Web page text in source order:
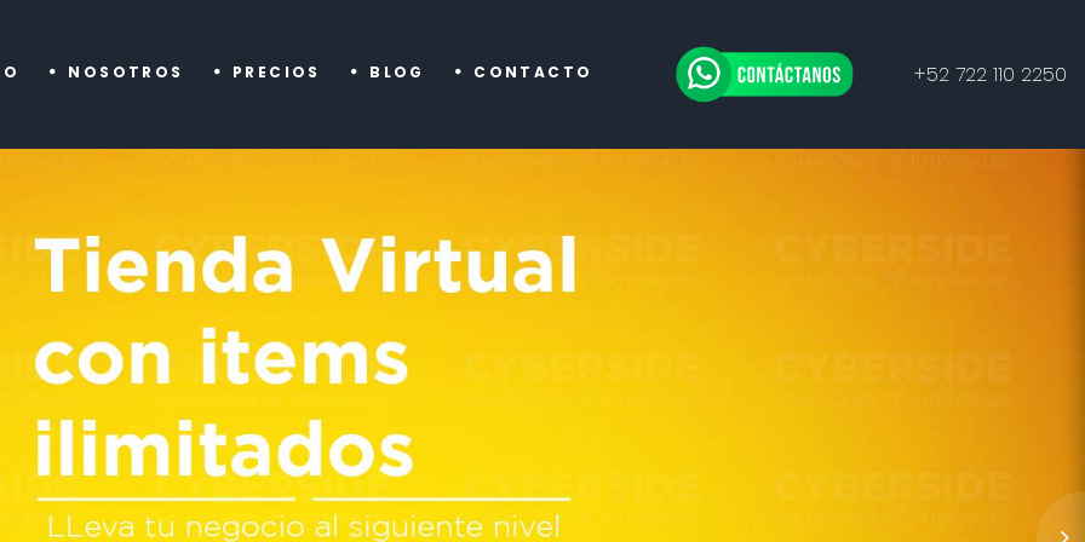
NOSOTROS PRECIOS BLOG CONTACTO +52 722 110 2250